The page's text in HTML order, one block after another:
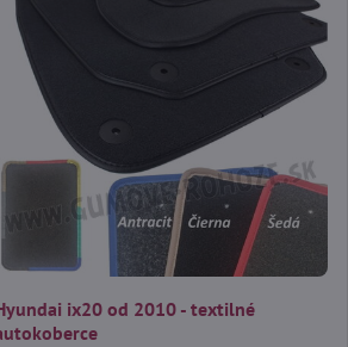
ix20 od 2010 - textilné